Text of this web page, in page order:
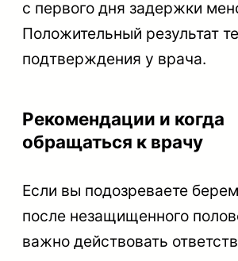
с первого дня задержки
Положительный результат
подтверждения у врача.
Рекомендации и когда
обращаться к врачу
Если вы подозреваете
после незащищенного
важно действовать